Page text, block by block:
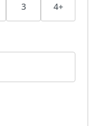
3 4+